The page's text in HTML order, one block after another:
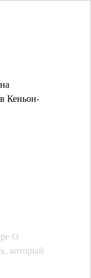
Кеньон-
О
который